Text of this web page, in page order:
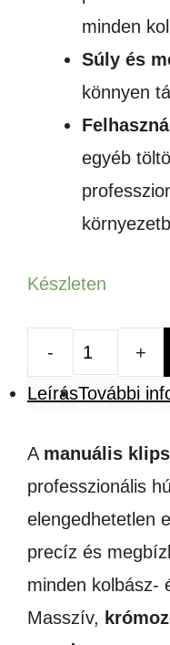
minden
Súly és
könnyen
egyéb
Készleten
klipszelő
+
4000
Klipsz
mennyiség
LeírásTovábbi
A manuális
professzionális
elengedhetetlen
precíz és
minden kolbász-
Masszív,